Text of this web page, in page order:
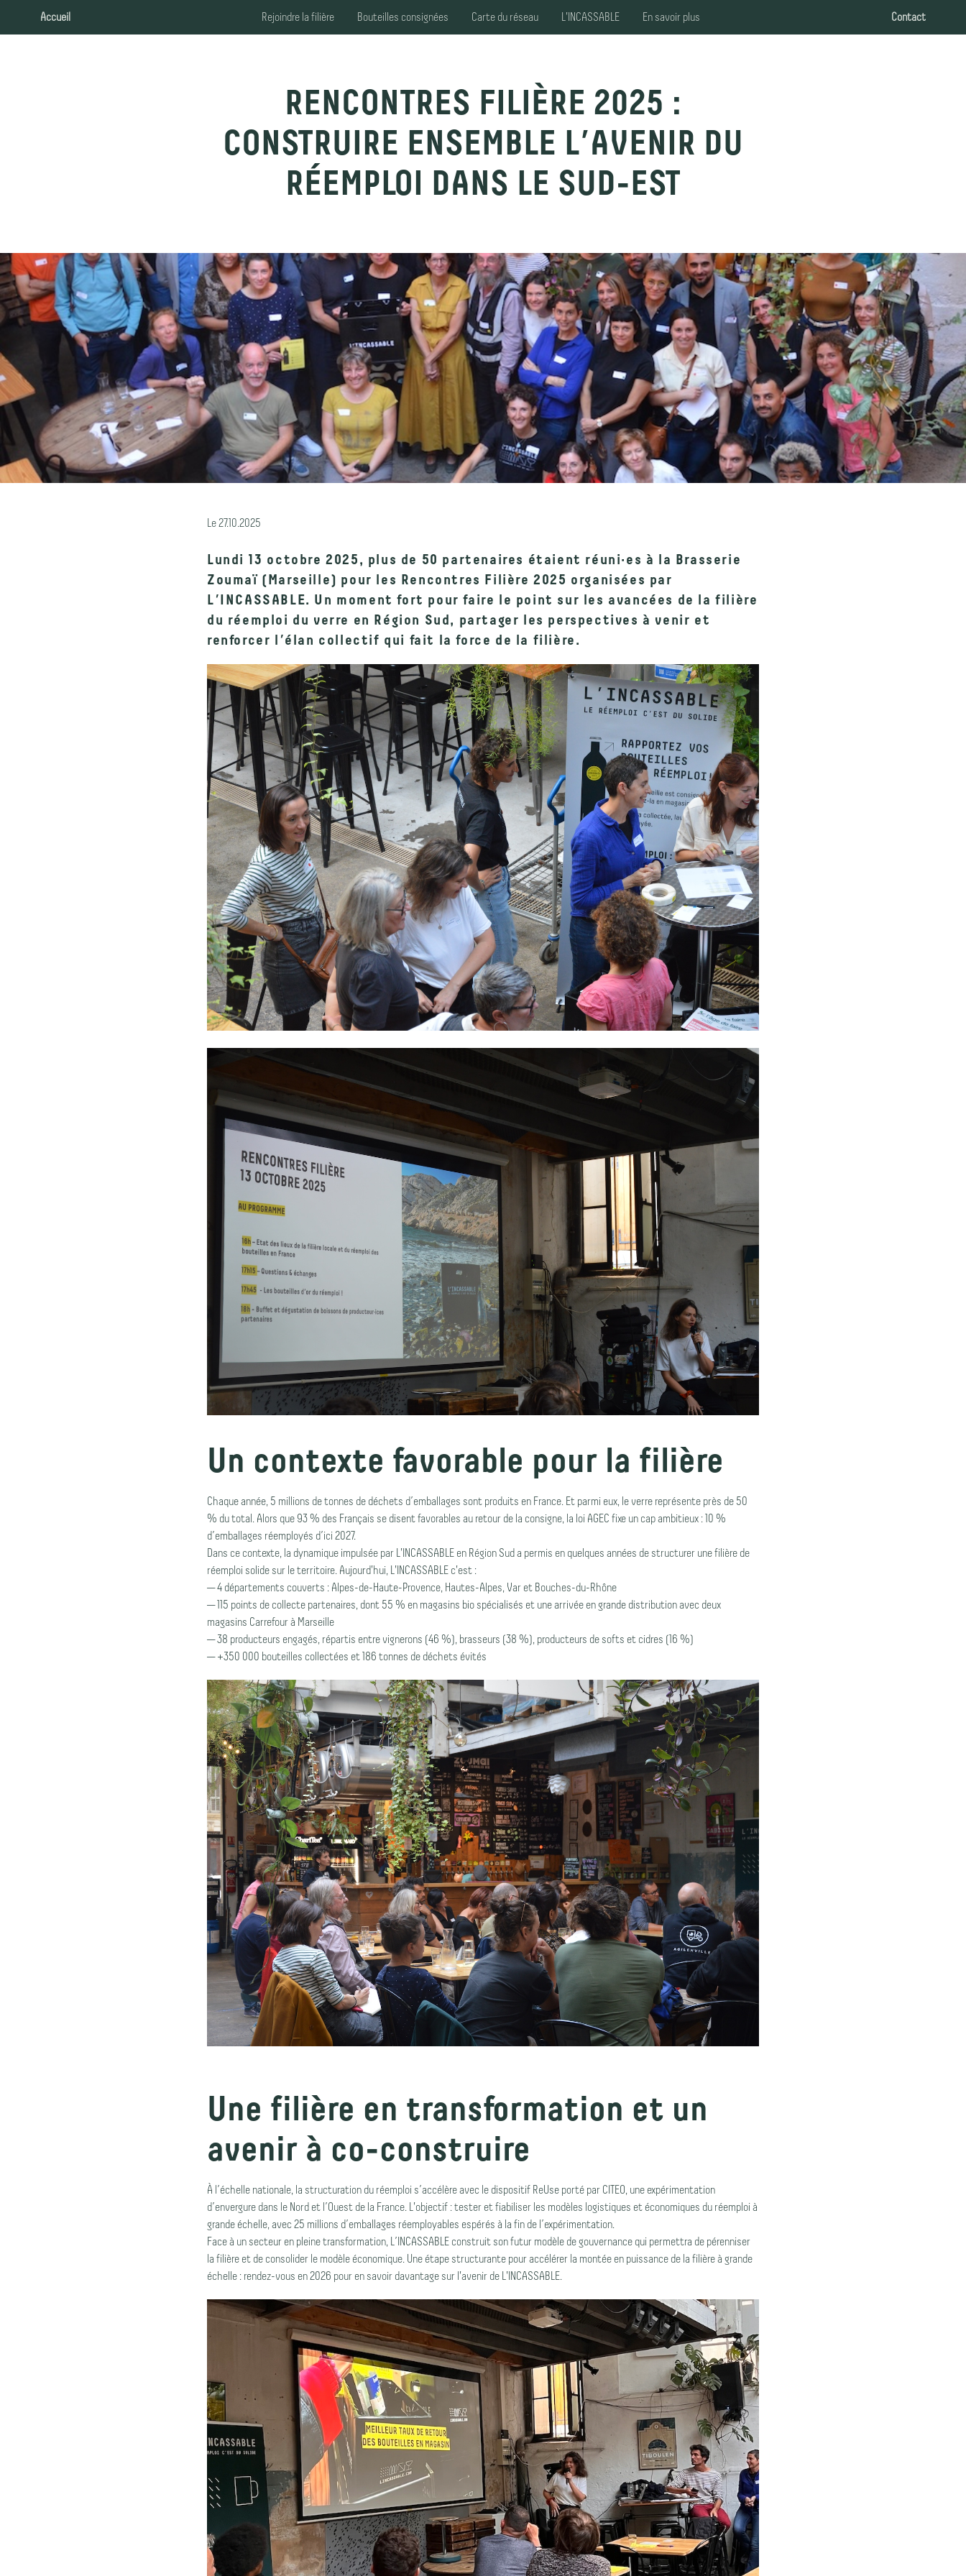
Accueil Rejoindre la filière Bouteilles consignées Carte du réseau L'INCASSABLE En savoir plus Contact
RENCONTRES FILIÈRE 2025 :
CONSTRUIRE ENSEMBLE L’AVENIR DU
RÉEMPLOI DANS LE SUD-EST
Le27.10.2025
Lundi 13 octobre 2025, plus de 50 partenaires étaient réuni·es à la Brasserie
Zoumaï(Marseille) pour les Rencontres Filière 2025 organisées par
L’INCASSABLE. Un moment fort pour faire le point sur les avancées de la filière
du réemploi du verre en Région Sud, partager les perspectives à venir et
renforcer l’élan collectif qui fait la force de la filière.
Un contexte favorable pour la filière
Chaque année, 5 millions de tonnes de déchets d’emballages sont produits en France. Et parmi eux, le verre représente près de 50
% du total. Alors que 93 % des Français se disent favorables au retour de la consigne, la loi AGEC fixe un cap ambitieux : 10 %
d’emballages réemployés d’ici 2027.
Dans ce contexte, la dynamique impulsée par L'INCASSABLE en Région Sud a permis en quelques années de structurer une filière de
réemploi solide sur le territoire. Aujourd'hui, L'INCASSABLE c'est :
— 4 départements couverts : Alpes-de-Haute-Provence, Hautes-Alpes, Var et Bouches-du-Rhône
— 115 points de collecte partenaires, dont 55 % en magasins bio spécialisés et une arrivée en grande distribution avec deux
magasins Carrefour à Marseille
— 38 producteurs engagés, répartis entre vignerons (46 %), brasseurs (38 %), producteurs de softs et cidres (16 %)
— +350 000 bouteilles collectées et 186 tonnes de déchets évités
Une filière en transformation et un
avenir à co-construire
À l’échelle nationale, la structuration du réemploi s’accélère avec le dispositif ReUse porté par CITEO, une expérimentation
d’envergure dans le Nord et l’Ouest de la France. L'objectif : tester et fiabiliser les modèles logistiques et économiques du réemploi à
grande échelle, avec 25 millions d’emballages réemployables espérés à la fin de l’expérimentation.
Face à un secteur en pleine transformation, L’INCASSABLE construit son futur modèle de gouvernance qui permettra de pérenniser
la filière et de consolider le modèle économique. Une étape structurante pour accélérer la montée en puissance de la filière à grande
échelle : rendez-vous en 2026 pour en savoir davantage sur l'avenir de L'INCASSABLE.